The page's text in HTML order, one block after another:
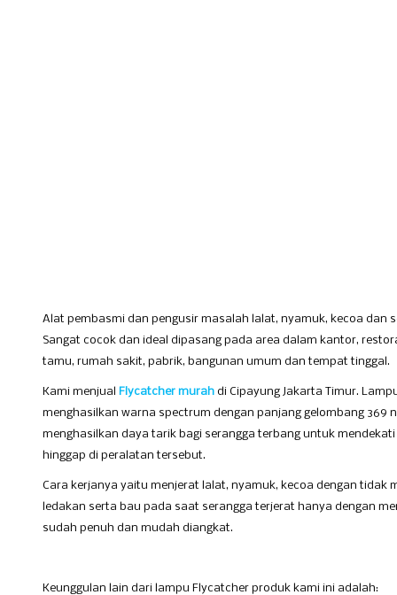
Alat pembasmi dan pengusir masalah lalat, nyamuk, kecoa dan
Sangat cocok dan ideal dipasang pada area dalam kantor,
tamu, rumah sakit, pabrik, bangunan umum dan tempat tinggal.
Kami menjual Flycatcher murah di Cipayung Jakarta Timur.
menghasilkan warna spectrum dengan panjang gelombang 369
menghasilkan daya tarik bagi serangga terbang untuk
hinggap di peralatan tersebut.
Cara kerjanya yaitu menjerat lalat, nyamuk, kecoa dengan tidak
ledakan serta bau pada saat serangga terjerat hanya dengan
sudah penuh dan mudah diangkat.
Keunggulan lain dari lampu Flycatcher produk kami ini adalah: